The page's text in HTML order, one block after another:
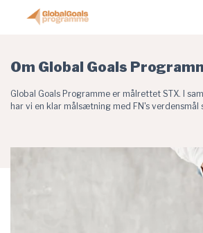
Gå til hovedindhold
Om Global Goals
Global Goals Programme er målrettet STX. I
har vi en klar målsætning med FN's verdensmål